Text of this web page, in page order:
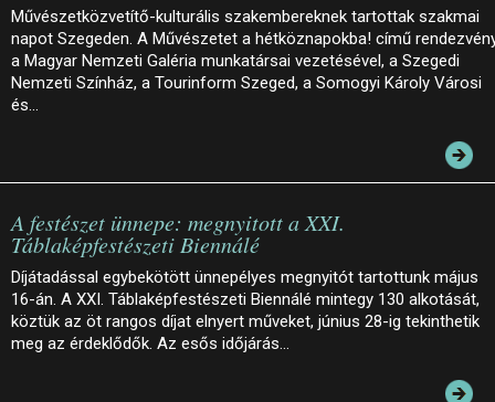
Művészetközvetítő-kulturális szakembereknek tartottak szakmai
napot Szegeden. A Művészetet a hétköznapokba! című
a Magyar Nemzeti Galéria munkatársai vezetésével, a Szegedi
Nemzeti Színház, a Tourinform Szeged, a Somogyi Károly Városi
és…
A festészet ünnepe: megnyitott a XXI.
Táblaképfestészeti Biennálé
Díjátadással egybekötött ünnepélyes megnyitót tartottunk május
16-án. A XXI. Táblaképfestészeti Biennálé mintegy 130 alkotását,
köztük az öt rangos díjat elnyert műveket, június 28-ig tekinthetik
meg az érdeklődők. Az esős időjárás…